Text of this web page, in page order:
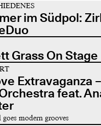
im Südpol:
Grass On Stage
Extravaganza
feat.
modern grooves